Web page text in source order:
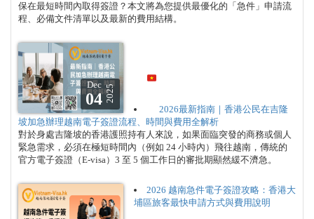
保在最短時間內取得簽證？本文將為您提供最優化的「急件」申請流
程、必備文件清單以及最新的費用結構。
Dec
042025
2026最新指南｜香港公民在吉隆
坡加急辦理越南電子簽證流程、時間與費用全解析
對於身處吉隆坡的香港護照持有人來說，如果面臨突發的商務或個人
緊急需求，必須在極短時間內（例如 24 小時內）飛往越南，傳統的
官方電子簽證（E-visa）3 至 5 個工作日的審批期顯然緩不濟急。
2026 越南急件電子簽證攻略：香港大
埔區旅客最快申請方式與費用說明